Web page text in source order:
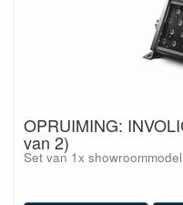
OPRUIMING:
van 2)
Set van 1x